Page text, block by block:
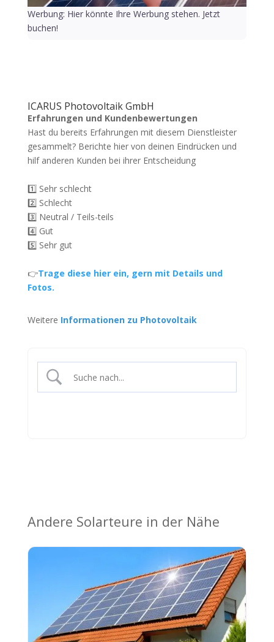
Werbung: Hier könnte Ihre Werbung stehen. Jetzt
buchen!
ICARUS Photovoltaik GmbH
Erfahrungen und Kundenbewertungen
Hast du bereits Erfahrungen mit diesem Dienstleister
gesammelt? Berichte hier von deinen Eindrücken und
hilf anderen Kunden bei ihrer Entscheidung
1️⃣ Sehr schlecht
2️⃣ Schlecht
3️⃣ Neutral / Teils-teils
4️⃣ Gut
5️⃣ Sehr gut
👉Trage diese hier ein, gern mit Details und
Fotos.
Weitere Informationen zu Photovoltaik
Andere Solarteure in der Nähe